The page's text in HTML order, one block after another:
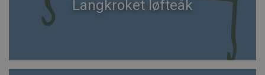
Langkroket løfteåk